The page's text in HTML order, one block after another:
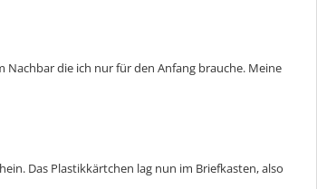
die ich nur für den Anfang brauche. Meine
Das Plastikkärtchen lag nun im Briefkasten, also